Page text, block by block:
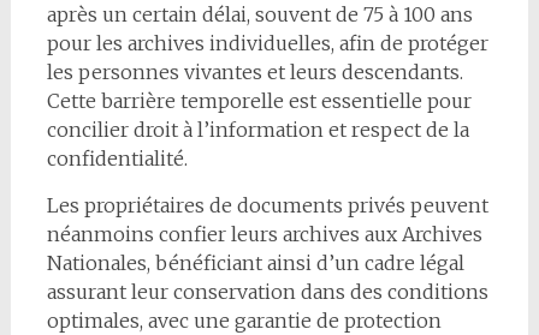
après un certain délai, souvent de 75 à 100 ans
pour les archives individuelles, afin de protéger
les personnes vivantes et leurs descendants.
Cette barrière temporelle est essentielle pour
concilier droit à l’information et respect de la
confidentialité.
Les propriétaires de documents privés peuvent
néanmoins confier leurs archives aux Archives
Nationales, bénéficiant ainsi d’un cadre légal
assurant leur conservation dans des conditions
optimales, avec une garantie de protection